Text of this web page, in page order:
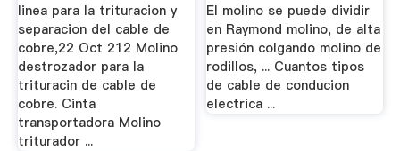
linea para la trituracion y
separacion del cable de
cobre,22 Oct 212 Molino
destrozador para la
trituracin de cable de
cobre. Cinta
transportadora Molino
triturador ...
El molino se puede dividir
en Raymond molino, de alta
presión colgando molino de
rodillos, ... Cuantos tipos
de cable de conducion
electrica ...